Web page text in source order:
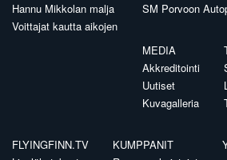
Hannu Mikkolan malja
Voittajat kautta aikojen
SM Porvoon
MEDIA
Akkreditointi
Uutiset
Kuvagalleria
FLYINGFINN.TV
KUMPPANIT